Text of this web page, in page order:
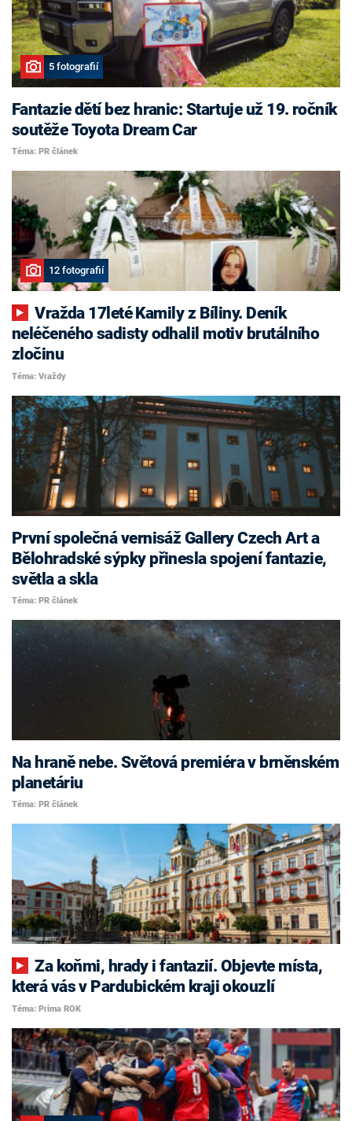
5 fotografií
Fantazie dětí bez hranic: Startuje už 19. ročník
soutěže Toyota Dream Car
Téma: PR článek
12 fotografií
Vražda 17leté Kamily z Bíliny. Deník
neléčeného sadisty odhalil motiv brutálního
zločinu
Téma: Vraždy
První společná vernisáž Gallery Czech Art a
Bělohradské sýpky přinesla spojení fantazie,
světla a skla
Téma: PR článek
Na hraně nebe. Světová premiéra v brněnském
planetáriu
Téma: PR článek
Za koňmi, hrady i fantazií. Objevte místa,
která vás v Pardubickém kraji okouzlí
Téma: Prima ROK